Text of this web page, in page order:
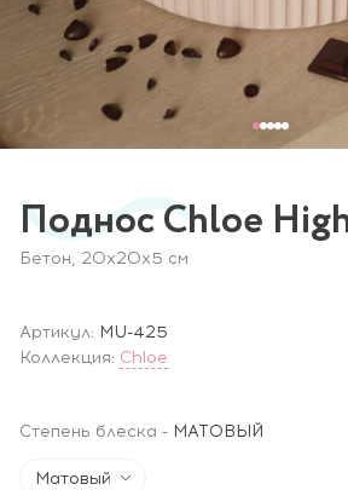
Поднос Chloe
Бетон, 20x20х5 см
Артикул: MU-425
Коллекция: Chloe
Степень блеска - МАТОВЫЙ
Матовый